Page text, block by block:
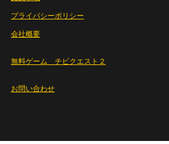
プライバシーポリシー
会社概要
無料ゲーム チビクエスト２
お問い合わせ